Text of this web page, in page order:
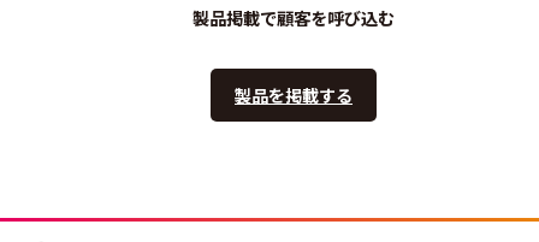
製品掲載で顧客を呼び込む
製品を掲載する